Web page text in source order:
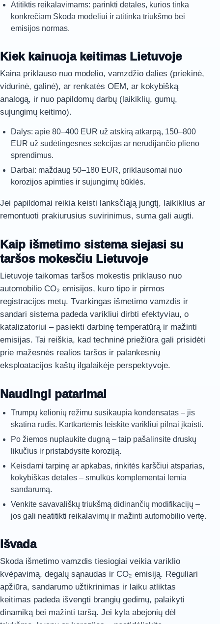
Atitiktis reikalavimams: parinkti detales, kurios tinka
konkrečiam Skoda modeliui ir atitinka triukšmo bei
emisijos normas.
Kiek kainuoja keitimas Lietuvoje
Kaina priklauso nuo modelio, vamzdžio dalies (priekinė,
vidurinė, galinė), ar renkatės OEM, ar kokybišką
analogą, ir nuo papildomų darbų (laikiklių, gumų,
sujungimų keitimo).
Dalys: apie 80–400 EUR už atskirą atkarpą, 150–800
EUR už sudėtingesnes sekcijas ar nerūdijančio plieno
sprendimus.
Darbai: maždaug 50–180 EUR, priklausomai nuo
korozijos apimties ir sujungimų būklės.
Jei papildomai reikia keisti lanksčiąją jungtį, laikiklius ar
remontuoti prakiurusius suvirinimus, suma gali augti.
Kaip išmetimo sistema siejasi su
taršos mokesčiu Lietuvoje
Lietuvoje taikomas taršos mokestis priklauso nuo
automobilio CO₂ emisijos, kuro tipo ir pirmos
registracijos metų. Tvarkingas išmetimo vamzdis ir
sandari sistema padeda varikliui dirbti efektyviau, o
katalizatoriui – pasiekti darbinę temperatūrą ir mažinti
emisijas. Tai reiškia, kad techninė priežiūra gali prisidėti
prie mažesnės realios taršos ir palankesnių
eksploatacijos kaštų ilgalaikėje perspektyvoje.
Naudingi patarimai
Trumpų kelionių režimu susikaupia kondensatas – jis
skatina rūdis. Kartkartėmis leiskite varikliui pilnai įkaisti.
Po žiemos nuplaukite dugną – taip pašalinsite druskų
likučius ir pristabdysite koroziją.
Keisdami tarpinę ar apkabas, rinkitės karščiui atsparias,
kokybiškas detales – smulkūs komplementai lemia
sandarumą.
Venkite savavališkų triukšmą didinančių modifikacijų –
jos gali neatitikti reikalavimų ir mažinti automobilio vertę.
Išvada
Skoda išmetimo vamzdis tiesiogiai veikia variklio
kvėpavimą, degalų sąnaudas ir CO₂ emisiją. Reguliari
apžiūra, sandarumo užtikrinimas ir laiku atliktas
keitimas padeda išvengti brangių gedimų, palaikyti
dinamiką bei mažinti taršą. Jei kyla abejonių dėl